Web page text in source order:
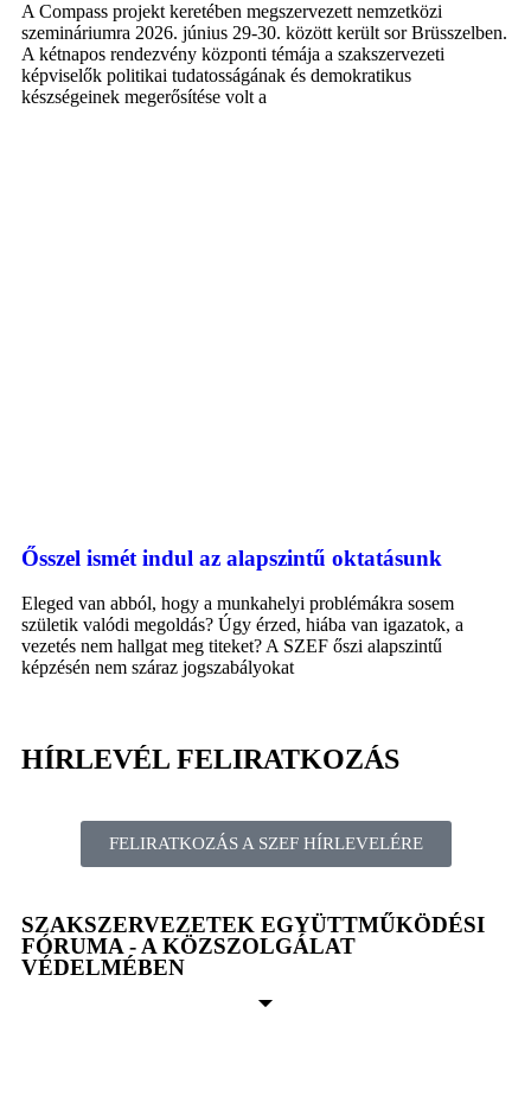
A Compass projekt keretében megszervezett nemzetközi
szemináriumra 2026. június 29-30. között került sor Brüsszelben.
A kétnapos rendezvény központi témája a szakszervezeti
képviselők politikai tudatosságának és demokratikus
készségeinek megerősítése volt a
Ősszel ismét indul az alapszintű oktatásunk
Eleged van abból, hogy a munkahelyi problémákra sosem
születik valódi megoldás? Úgy érzed, hiába van igazatok, a
vezetés nem hallgat meg titeket? A SZEF őszi alapszintű
képzésén nem száraz jogszabályokat
HÍRLEVÉL FELIRATKOZÁS
FELIRATKOZÁS A SZEF HÍRLEVELÉRE
SZAKSZERVEZETEK EGYÜTTMŰKÖDÉSI
FÓRUMA - A KÖZSZOLGÁLAT
VÉDELMÉBEN